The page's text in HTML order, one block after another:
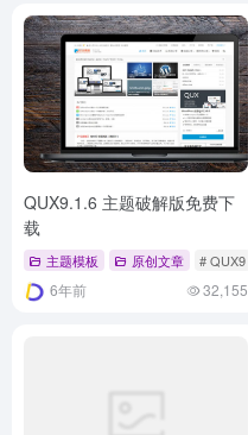
QUX9.1.6 主题破解版免费下
载
主题模板 原创文章 # QUX9
6年前 32,155